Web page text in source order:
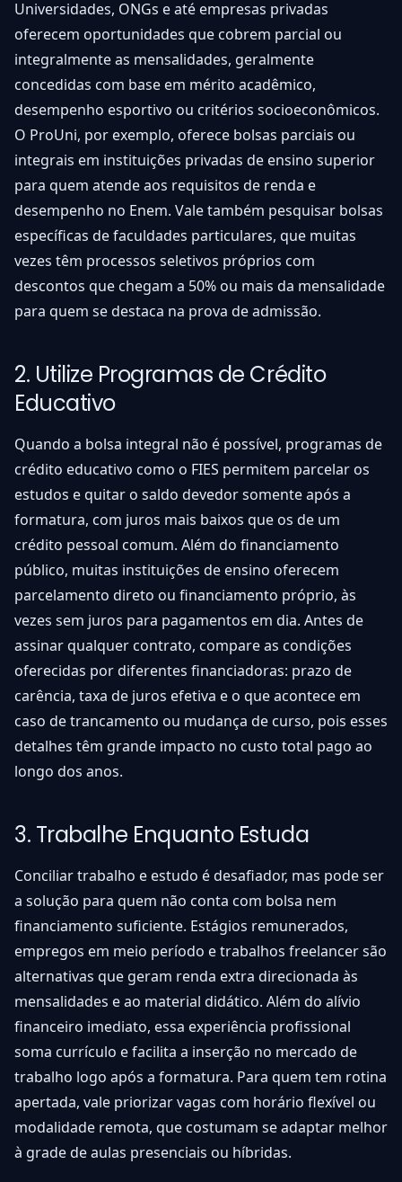
Universidades, ONGs e até empresas privadas
oferecem oportunidades que cobrem parcial ou
integralmente as mensalidades, geralmente
concedidas com base em mérito acadêmico,
desempenho esportivo ou critérios socioeconômicos.
O ProUni, por exemplo, oferece bolsas parciais ou
integrais em instituições privadas de ensino superior
para quem atende aos requisitos de renda e
desempenho no Enem. Vale também pesquisar bolsas
específicas de faculdades particulares, que muitas
vezes têm processos seletivos próprios com
descontos que chegam a 50% ou mais da mensalidade
para quem se destaca na prova de admissão.
2. Utilize Programas de Crédito
Educativo
Quando a bolsa integral não é possível, programas de
crédito educativo como o FIES permitem parcelar os
estudos e quitar o saldo devedor somente após a
formatura, com juros mais baixos que os de um
crédito pessoal comum. Além do financiamento
público, muitas instituições de ensino oferecem
parcelamento direto ou financiamento próprio, às
vezes sem juros para pagamentos em dia. Antes de
assinar qualquer contrato, compare as condições
oferecidas por diferentes financiadoras: prazo de
carência, taxa de juros efetiva e o que acontece em
caso de trancamento ou mudança de curso, pois esses
detalhes têm grande impacto no custo total pago ao
longo dos anos.
3. Trabalhe Enquanto Estuda
Conciliar trabalho e estudo é desafiador, mas pode ser
a solução para quem não conta com bolsa nem
financiamento suficiente. Estágios remunerados,
empregos em meio período e trabalhos freelancer são
alternativas que geram renda extra direcionada às
mensalidades e ao material didático. Além do alívio
financeiro imediato, essa experiência profissional
soma currículo e facilita a inserção no mercado de
trabalho logo após a formatura. Para quem tem rotina
apertada, vale priorizar vagas com horário flexível ou
modalidade remota, que costumam se adaptar melhor
à grade de aulas presenciais ou híbridas.